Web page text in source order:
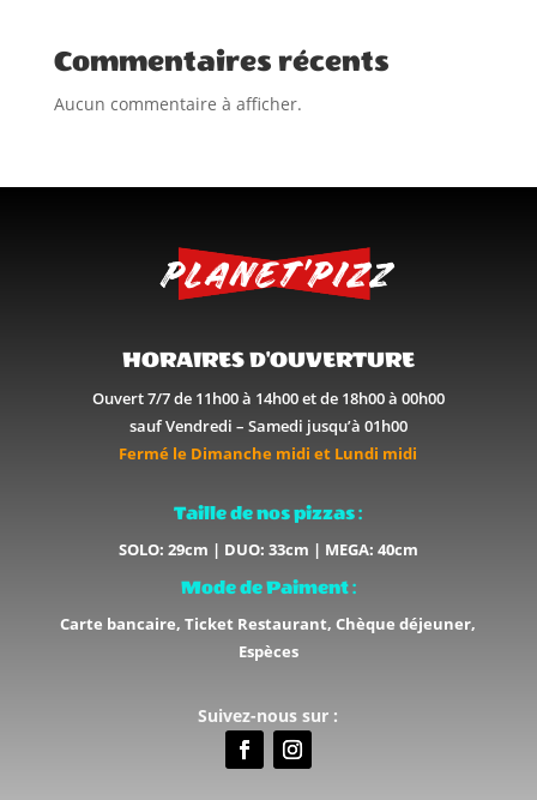
Commentaires récents
Aucun commentaire à afficher.
HORAIRES D'OUVERTURE
Ouvert 7/7 de 11h00 à 14h00 et de 18h00 à 00h00
sauf Vendredi – Samedi jusqu’à 01h00
Fermé le Dimanche midi et Lundi midi
Taille de nos pizzas :
SOLO: 29cm | DUO: 33cm | MEGA: 40cm
Mode de Paiment :
Carte bancaire, Ticket Restaurant, Chèque déjeuner,
Espèces
Suivez-nous sur :